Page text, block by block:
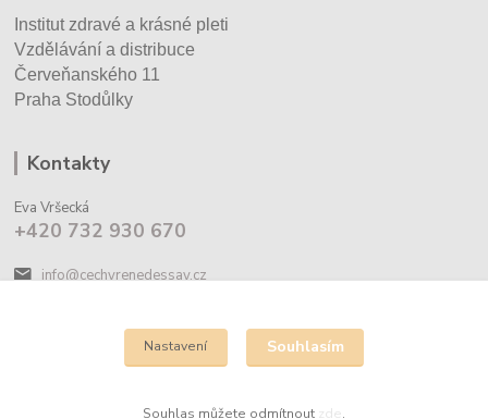
Institut zdravé a krásné pleti
Vzdělávání a distribuce
Červeňanského 11
Praha Stodůlky
Kontakty
Eva Vršecká
+420 732 930 670
info@cechyrenedessay.cz
Nastavení Souhlasím
Souhlas můžete odmítnout zde .